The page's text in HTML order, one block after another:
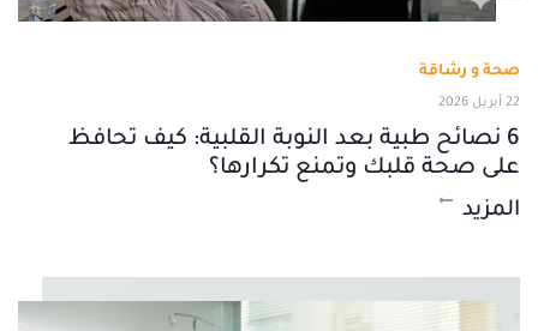
صحة و رشاقة
22 أبريل 2026
6 نصائح طبية بعد النوبة القلبية: كيف تحافظ
على صحة قلبك وتمنع تكرارها؟
المزيد